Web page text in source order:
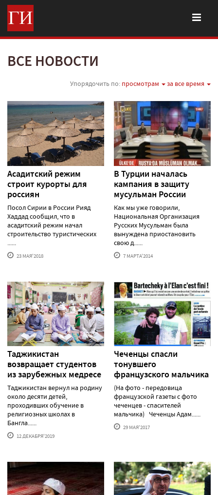
ВСЕ НОВОСТИ
Упорядочить по: просмотрам за все время
Асадитский режим
строит курорты для
россиян
Посол Сирии в России Рияд
Хаддад сообщил, что в
асадитский режим начал
строительство туристических
......
23 МАЯ'2018
В Турции началась
кампания в защиту
мусульман России
Как мы уже говорили,
Национальная Организация
Русских Мусульман была
вынуждена приостановить
свою д......
7 МАРТА'2014
Таджикистан
возвращает студентов
из зарубежных медресе
Таджикистан вернул на родину
около десяти детей,
проходивших обучение в
религиозных школах в
Бангла......
12 ДЕКАБРЯ'2019
Чеченцы спасли
тонувшего
французского мальчика
(На фото - передовица
французской газеты с фото
чеченцев - спасителей
мальчика) Чеченцы Адам......
29 МАЯ'2017